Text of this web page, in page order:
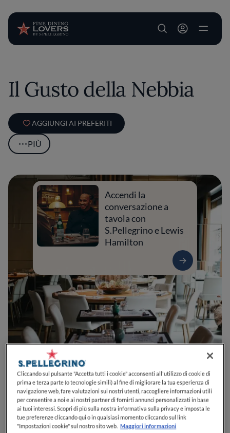
User account
Il Gusto della Nebbia
AGGIUNGI AI PREFERITI
PIÙ
0 0 0
Accendi la
conversazione a
tavola con
S.Pellegrino e Lewis
Hamilton
Via Nino Bonnet, 1120154MilanoMIItalia
Cliccando sul pulsante "Accetta tutti i cookie" acconsenti all'utilizzo di cookie di
prima e terza parte (o tecnologie simili) al fine di migliorare la tua esperienza di
navigazione web, fare valutazioni sui nostri utenti, raccogliere informazioni utili
per consentire a noi e ai nostri partner di fornirti annunci personalizzati in base
ai tuoi interessi. Scopri di più sulla nostra informativa sulla privacy e imposta le
tue preferenze cliccando qui o in qualsiasi momento cliccando sul link
"Impostazioni cookie" sul nostro sito web. Maggiori informazioni